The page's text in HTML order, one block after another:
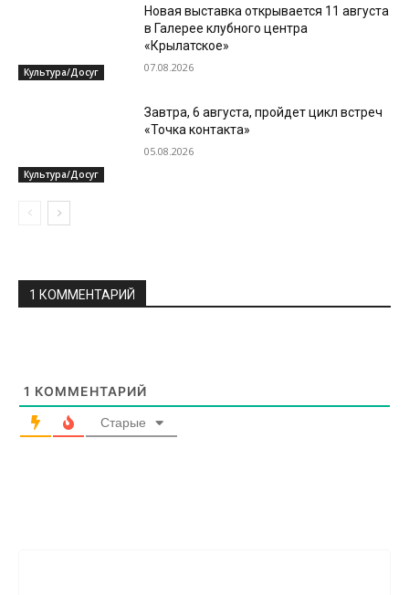
Культура/Досуг
Новая выставка открывается 11 августа
в Галерее клубного центра
«Крылатское»
07.08.2026
Культура/Досуг
Завтра, 6 августа, пройдет цикл встреч
«Точка контакта»
05.08.2026
1 КОММЕНТАРИЙ
1 КОММЕНТАРИЙ
Старые